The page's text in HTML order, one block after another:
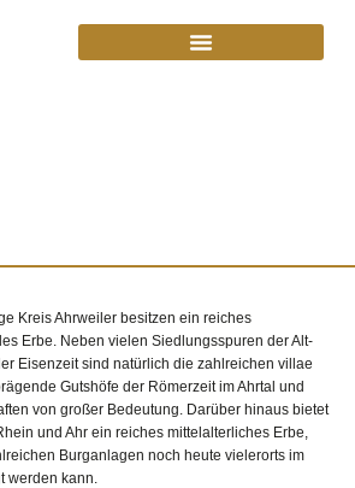
Kreis Ahrweiler besitzen ein reiches
Erbe. Neben vielen Siedlungsspuren der Alt-
Eisenzeit sind natürlich die zahlreichen villae
Gutshöfe der Römerzeit im Ahrtal und
von großer Bedeutung. Darüber hinaus bietet
und Ahr ein reiches mittelalterliches Erbe,
Burganlagen noch heute vielerorts im
werden kann.